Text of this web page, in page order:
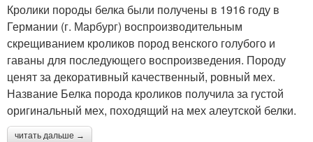
Кролики породы белка были получены в 1916 году в
Германии (г. Марбург) воспроизводительным
скрещиванием кроликов пород венского голубого и
гаваны для последующего воспроизведения. Породу
ценят за декоративный качественный, ровный мех.
Название Белка порода кроликов получила за густой
оригинальный мех, походящий на мех алеутской белки.
читать дальше →